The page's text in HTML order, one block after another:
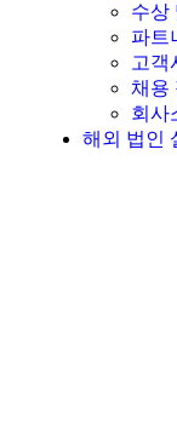
수상
파트
고객
채용
회사
해외 법인